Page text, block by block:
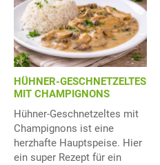
HÜHNER-GESCHNETZELTES
MIT CHAMPIGNONS
Hühner-Geschnetzeltes mit
Champignons ist eine
herzhafte Hauptspeise. Hier
ein super Rezept für ein